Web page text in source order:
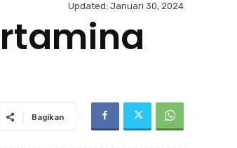
Updated: Januari 30, 2024
Bagikan